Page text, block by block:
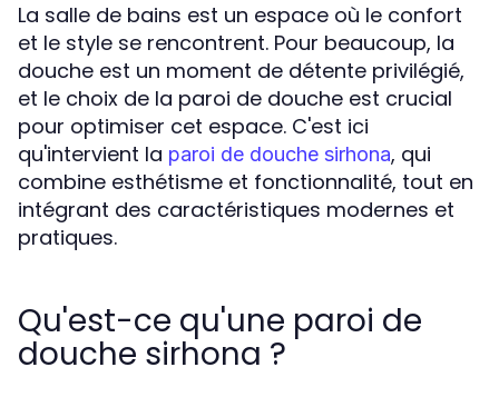
La salle de bains est un espace où le confort
et le style se rencontrent. Pour beaucoup, la
douche est un moment de détente privilégié,
et le choix de la paroi de douche est crucial
pour optimiser cet espace. C'est ici
qu'intervient la paroi de douche sirhona, qui
combine esthétisme et fonctionnalité, tout en
intégrant des caractéristiques modernes et
pratiques.
Qu'est-ce qu'une paroi de
douche sirhona ?